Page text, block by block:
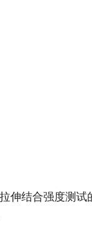
伸结合强度测试